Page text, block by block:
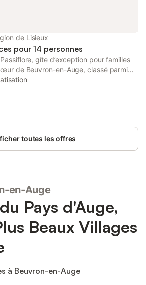
de Lisieux
pour 14 personnes
gîte d’exception pour familles
de Beuvron-en-Auge, classé parmi
de France, dans le Pays d’Auge. Installé
au milieu des maisons normandes à
confort et tranquillité, à deux pas
privés, à 20 min des plages. 🌟 Ce que
• Le charme normand et
du village • Les grands espaces, idéals
• Le confort moderne dans un
toutes les offres
en-Auge
Pays d'Auge,
Beaux Villages
à Beuvron-en-Auge